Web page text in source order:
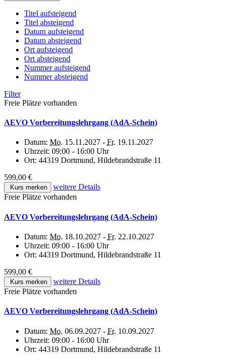
Titel aufsteigend
Titel absteigend
Datum aufsteigend
Datum absteigend
Ort aufsteigend
Ort absteigend
Nummer aufsteigend
Nummer absteigend
Filter
Freie Plätze vorhanden
AEVO Vorbereitungslehrgang (AdA-Schein)
Datum: Mo. 15.11.2027 - Fr. 19.11.2027
Uhrzeit: 09:00 - 16:00 Uhr
Ort: 44319 Dortmund, Hildebrandstraße 11
599,00 €
Kurs merken
weitere Details
Freie Plätze vorhanden
AEVO Vorbereitungslehrgang (AdA-Schein)
Datum: Mo. 18.10.2027 - Fr. 22.10.2027
Uhrzeit: 09:00 - 16:00 Uhr
Ort: 44319 Dortmund, Hildebrandstraße 11
599,00 €
Kurs merken
weitere Details
Freie Plätze vorhanden
AEVO Vorbereitungslehrgang (AdA-Schein)
Datum: Mo. 06.09.2027 - Fr. 10.09.2027
Uhrzeit: 09:00 - 16:00 Uhr
Ort: 44319 Dortmund, Hildebrandstraße 11